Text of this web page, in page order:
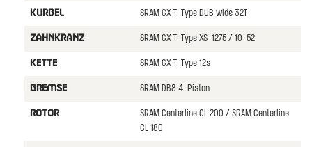
KURBEL SRAM GX T-Type DUB wide 32T
ZAHNKRANZ SRAM GX T-Type XS-1275 / 10-52
KETTE SRAM GX T-Type 12s
BREMSE SRAM DB8 4-Piston
ROTOR
SRAM Centerline CL 200 / SRAM Centerline
CL 180